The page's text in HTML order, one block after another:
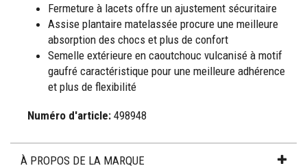
Fermeture à lacets offre un ajustement sécuritaire
Assise plantaire matelassée procure une meilleure
absorption des chocs et plus de confort
Semelle extérieure en caoutchouc vulcanisé à motif
gaufré caractéristique pour une meilleure adhérence
et plus de flexibilité
Numéro d'article:498948
À PROPOS DE LA MARQUE